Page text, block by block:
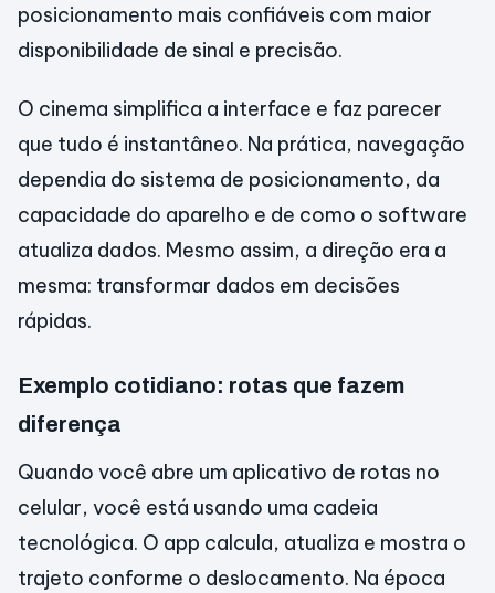
posicionamento mais confiáveis com maior
disponibilidade de sinal e precisão.
O cinema simplifica a interface e faz parecer
que tudo é instantâneo. Na prática, navegação
dependia do sistema de posicionamento, da
capacidade do aparelho e de como o software
atualiza dados. Mesmo assim, a direção era a
mesma: transformar dados em decisões
rápidas.
Exemplo cotidiano: rotas que fazem
diferença
Quando você abre um aplicativo de rotas no
celular, você está usando uma cadeia
tecnológica. O app calcula, atualiza e mostra o
trajeto conforme o deslocamento. Na época